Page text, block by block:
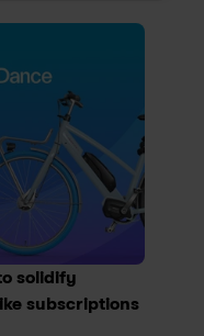
solidify
subscriptions